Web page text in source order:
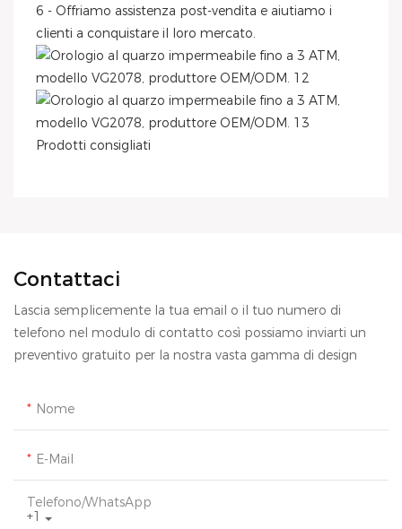
6 - Offriamo assistenza post-vendita e aiutiamo i
clienti a conquistare il loro mercato.
Prodotti consigliati
Contattaci
Lascia semplicemente la tua email o il tuo numero di
telefono nel modulo di contatto così possiamo inviarti un
preventivo gratuito per la nostra vasta gamma di design
Nome
E-Mail
+1
Telefono/WhatsApp